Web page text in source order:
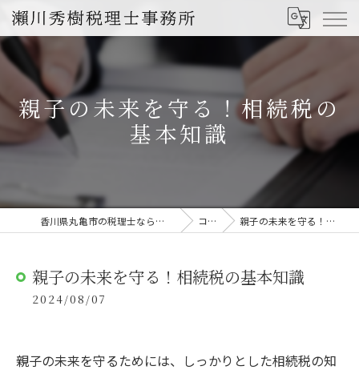
親子の未来を守る！相続税の
基本知識
香川県丸亀市の税理士なら瀨川秀樹税理士事務所 コラム 親子の未来を守る！相続税の基本知識
親子の未来を守る！相続税の基本知識
2024/08/07
親子の未来を守るためには、しっかりとした相続税の知